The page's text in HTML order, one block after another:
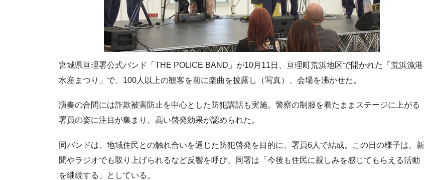
宮城県亘理署公式バンド「THE POLICE BAND」が10月11日、亘理町荒浜地区で開かれた「荒浜漁港
水産まつり」で、100人以上の観客を前に楽曲を披露し（写真）、会場を沸かせた。
演奏の合間には詐欺被害防止を中心とした防犯講話も実施。警察の制服を着たままステージに上がる
署員の姿に注目が集まり、高い啓発効果が認められた。
同バンドは、地域住民との触れ合いを通じた防犯啓発を目的に、署員6人で結成。この日の様子は、新
聞やラジオでも取り上げられるなど反響を呼び、同署は「今後も住民に親しみを感じてもらえる活動
を継続する」としている。